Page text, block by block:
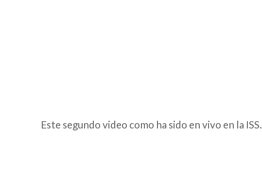
Este segundo video como ha sido en vivo en la ISS.